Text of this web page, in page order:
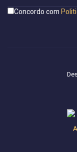
Concordo com